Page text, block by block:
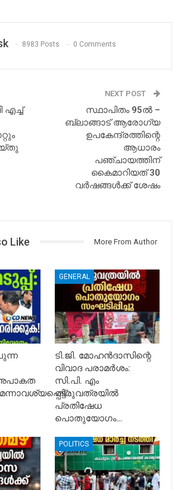
8983 Posts 0 Comments
എച്ച്
NEXT POST
സ്ഥാപിതം 95ൽ –
ബ്ലാങ്ങാട് ആരോഗ്യ
ഉപകേന്ദ്രത്തിന്റെ
ആധാരം
പഞ്ചായത്തിന്
കൈമാറിയത് 30
വർഷങ്ങൾക്ക് ശേഷം
Like More From Author
GENERAL
ടി.ജി. മോഹൻദാസിന്റെ
വിവാദ പരാമർശം:
സി.പി. എം
തിരുവത്രയിൽ
പ്രതിഷേധ
പൊതുയോഗം…
POLITICS